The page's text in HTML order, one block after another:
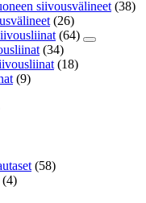
siivousvälineet (38)
(26)
(64)
(34)
(18)
(9)
(58)
(4)